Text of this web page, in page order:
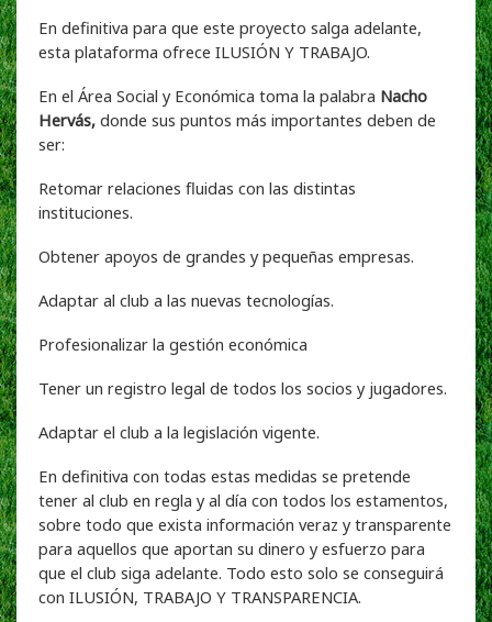
En definitiva para que este proyecto salga adelante,
esta plataforma ofrece ILUSIÓN Y TRABAJO.
En el Área Social y Económica toma la palabra Nacho
Hervás, donde sus puntos más importantes deben de
ser:
Retomar relaciones fluidas con las distintas
instituciones.
Obtener apoyos de grandes y pequeñas empresas.
Adaptar al club a las nuevas tecnologías.
Profesionalizar la gestión económica
Tener un registro legal de todos los socios y jugadores.
Adaptar el club a la legislación vigente.
En definitiva con todas estas medidas se pretende
tener al club en regla y al día con todos los estamentos,
sobre todo que exista información veraz y transparente
para aquellos que aportan su dinero y esfuerzo para
que el club siga adelante. Todo esto solo se conseguirá
con ILUSIÓN, TRABAJO Y TRANSPARENCIA.